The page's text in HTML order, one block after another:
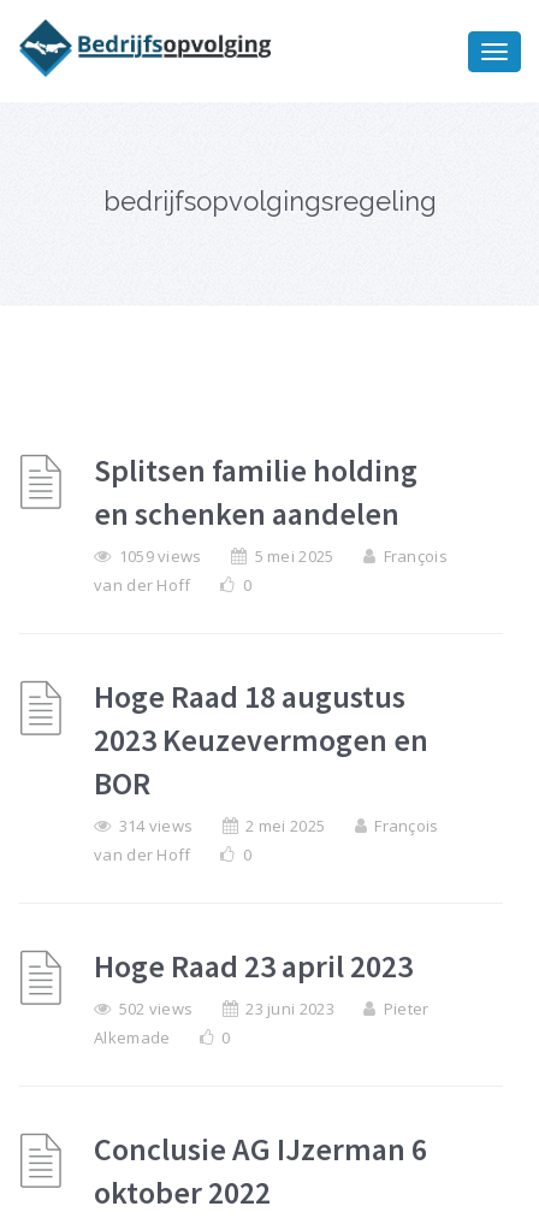
bedrijfsopvolgingsregeling
Splitsen familie holding
en schenken aandelen
1059 views 5 mei 2025
François
van der Hoff
0
Hoge Raad 18 augustus
2023 Keuzevermogen en
BOR
314 views 2 mei 2025
François
van der Hoff
0
Hoge Raad 23 april 2023
502 views 23 juni 2023
Pieter
Alkemade
0
Conclusie AG IJzerman 6
oktober 2022
bedrijfsopvolging voor fiscaal
juridisch advies
Ik wil meer informatie